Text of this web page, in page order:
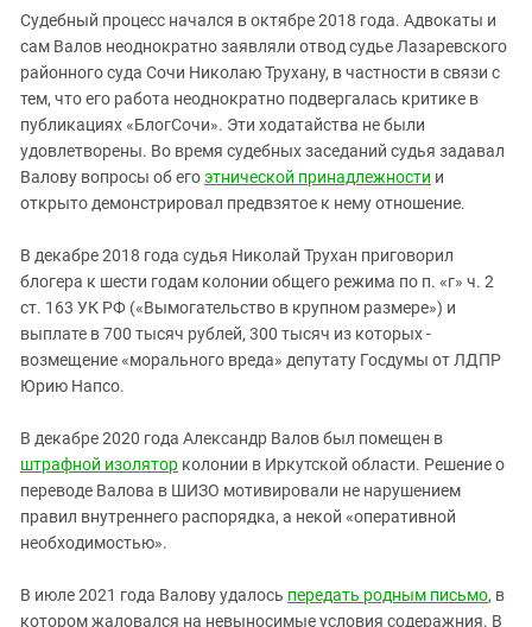
Судебный процесс начался в октябре 2018 года. Адвокаты и
сам Валов неоднократно заявляли отвод судье Лазаревского
районного суда Сочи Николаю Трухану, в частности в связи с
тем, что его работа неоднократно подвергалась критике в
публикациях «БлогСочи». Эти ходатайства не были
удовлетворены. Во время судебных заседаний судья задавал
Валову вопросы об егоэтнической принадлежности и
открыто демонстрировал предвзятое к нему отношение.
В декабре 2018 года судья Николай Трухан приговорил
блогера к шести годам колонии общего режима по п. «г» ч. 2
ст. 163 УК РФ («Вымогательство в крупном размере») и
выплате в 700 тысяч рублей, 300 тысяч из которых -
возмещение «морального вреда» депутату Госдумы от ЛДПР
Юрию Напсо.
В декабре 2020 года Александр Валов был помещен в
штрафной изолятор колонии в Иркутской области. Решение о
переводе Валова в ШИЗО мотивировали не нарушением
правил внутреннего распорядка, а некой «оперативной
необходимостью».
В июле 2021 года Валову удалось передать родным письмо, в
котором жаловался на невыносимые условия содеражния. В